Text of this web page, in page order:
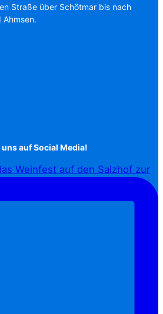
Straße über Schötmar bis nach
Ahmsen.
auf Social Media!
Weinfest auf den Salzhof zur